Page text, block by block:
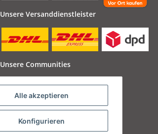
Unsere Versanddienstleister
Unsere Communities
Alle akzeptieren
Konfigurieren